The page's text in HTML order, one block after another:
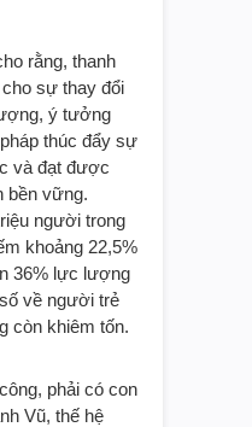
rằng, thanh
sự thay đổi
ý tưởng
thúc đẩy sự
và đạt được
bền vững.
người trong
khoảng 22,5%
36% lực lượng
về người trẻ
còn khiêm tốn.
phải có con
Vũ, thế hệ